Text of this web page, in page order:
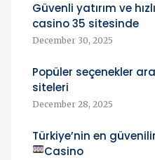
Güvenli yatırım ve
casino 35 sitesinde
December 30, 2025
Popüler seçenekler
siteleri
December 28, 2025
Türkiye’nin en
Casino